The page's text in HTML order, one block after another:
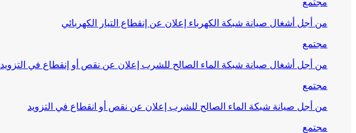
مجتمع
من أجل أشغال صيانة شبكة الكهرباء إعلان عن إنقطاع التيار الكهربائي
مجتمع
من أجل أشغال صيانة شبكة الماء الصالح للشرب إعلان عن نقص أو إنقطاع في التزويد
مجتمع
من أجل صيانة شبكة الماء الصالح للشرب إعلان عن نقص أو انقطاع في التزويد
مجتمع